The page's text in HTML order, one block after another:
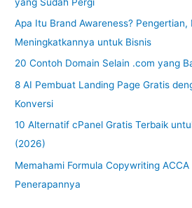
Apa Itu Brand Awareness?
Meningkatkannya untuk Bisnis
20 Contoh Domain Selain .com yang
8 AI Pembuat Landing Page Gratis
Konversi
10 Alternatif cPanel Gratis Terbaik
(2026)
Memahami Formula Copywriting
Penerapannya